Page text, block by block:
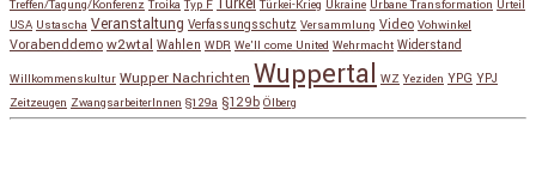
Treffen/Tagung/Konferenz Troika Typ F Türkei Türkei-Krieg Ukraine Urbane Transformation Urteil
USA Ustascha Veranstaltung Verfassungsschutz Versammlung Video Vohwinkel
Vorabenddemo w2wtal Wahlen WDR We'll come United Wehrmacht Widerstand
Willkommenskultur Wupper Nachrichten Wuppertal WZ Yeziden YPG YPJ
Zeitzeugen ZwangsarbeiterInnen §129a §129b Ölberg